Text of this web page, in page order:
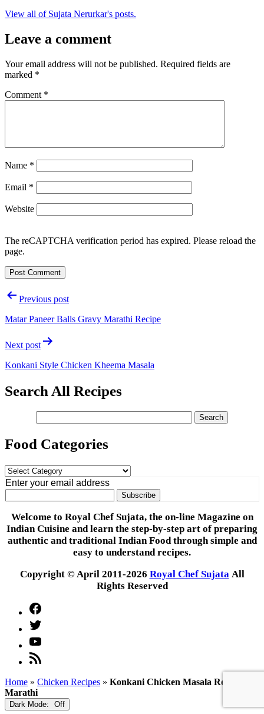
View all of Sujata Nerurkar's posts.
Leave a comment
Your email address will not be published. Required fields are
marked *
Comment *
Name *
Email *
Website
The reCAPTCHA verification period has expired. Please reload the
page.
PostPrevious post
Matar Paneer Balls Gravy Marathi Recipe
Next post
Konkani Style Chicken Kheema Masala
Search All Recipes
Food Categories
Food
Categories
Enter your email address
Welcome to Royal Chef Sujata, the on-line Magazine on
Indian Cuisine and learn the step-by-step art of preparing
authentic and traditional Indian Food through simple and
easy to understand recipes.
Copyright © April 2011-2026 Royal Chef Sujata All
Rights Reserved
Home » Chicken Recipes » Konkani Chicken Masala Recipe in
Marathi
Dark Mode: